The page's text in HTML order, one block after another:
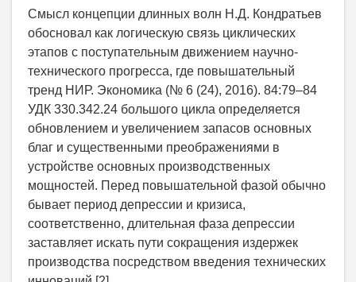
Смысл концепции длинных волн Н.Д. Кондратьев
обосновал как логическую связь циклических
этапов с поступательным движением научно-
технического прогресса, где повышательный
тренд НИР. Экономика (№ 6 (24), 2016). 84:79–84
УДК 330.342.24 большого цикла определяется
обновлением и увеличением запасов основных
благ и существенными преображениями в
устройстве основных производственных
мощностей. Перед повышательной фазой обычно
бывает период депрессии и кризиса,
соответственно, длительная фаза депрессии
заставляет искать пути сокращения издержек
производства посредством введения технических